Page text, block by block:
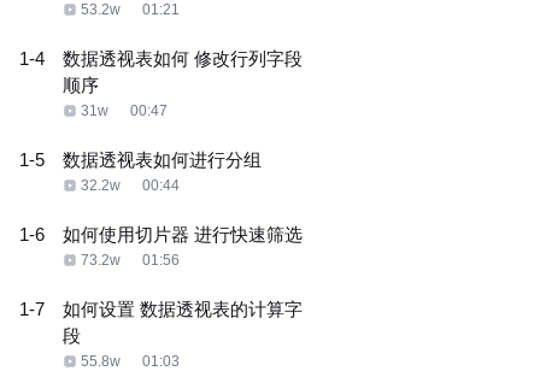
53.2w 01:21
1-4
数据透视表如何 修改行列字段
顺序
31w 00:47
1-5 数据透视表如何进行分组
32.2w 00:44
1-6 如何使用切片器 进行快速筛选
73.2w 01:56
1-7
如何设置 数据透视表的计算字
段
55.8w 01:03